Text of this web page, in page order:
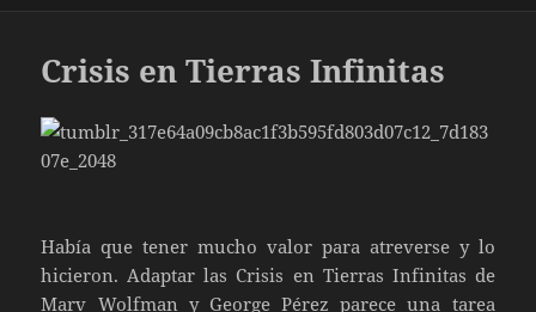
Crisis en Tierras Infinitas
Había que tener mucho valor para atreverse y lo
hicieron. Adaptar las Crisis en Tierras Infinitas de
Marv Wolfman y George Pérez parece una tarea